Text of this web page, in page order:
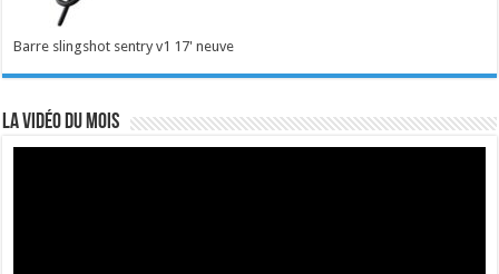
Barre slingshot sentry v1 17' neuve
La vidéo du mois